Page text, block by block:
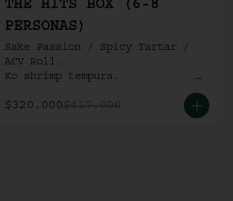
THE HITS BOX (6-8
PERSONAS)
Sake Passion / Spicy Tartar /
ACV Roll.
Ko shrimp tempura.
Tartare.
4 Und Noritaco Chilli Crab.
$320.000$417.000